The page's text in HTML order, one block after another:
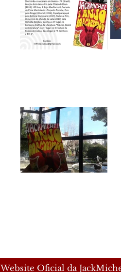
Website Oficial da